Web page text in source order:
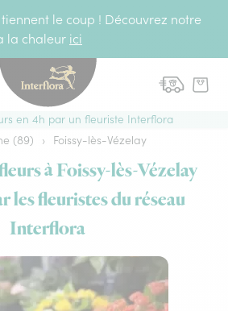
le coup ! Découvrez notre
la chaleur ici
en 4h par un fleuriste Interflora
(89) › Foissy-lès-Vézelay
à Foissy-lès-Vézelay
fleuristes du réseau
Interflora